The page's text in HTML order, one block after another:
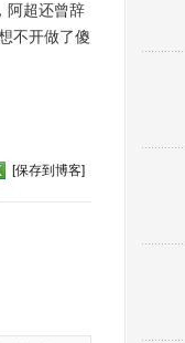
阿超还曾辞
不开做了傻
[保存到博客]